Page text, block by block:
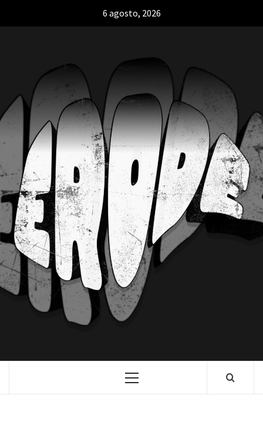
6 agosto, 2026